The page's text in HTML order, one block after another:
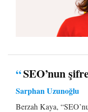
“SEO’nun
Sarphan Uzunoğlu
Berzah Kaya,